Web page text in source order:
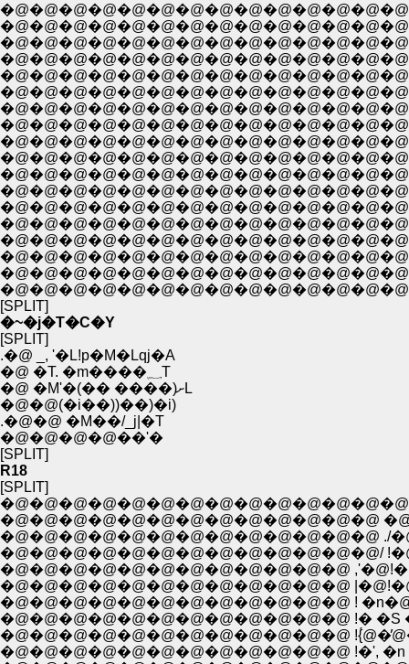
[SPLIT]
�~�j�T�C�Y
[SPLIT]
.�@ _, '�L!p�M�Lqj�A
�@ �T. �m����؁T
�@ �M'�(�� ����)ށL
�@�@(�i��))��)�i)
.�@�@ �M��/_j|�T
�@�@�@�@��'�
[SPLIT]
R18
[SPLIT]
�@�@�@�@�@�@�@�@�@�@�@�@�@
�@�@�@�@�@�@�@�@�@�@�@�@�@ ./
�@�@�@�@�@�@�@�@�@�@�@�@�@/
�@�@�@�@�@�@�@�@�@�@�@�@
�@�@�@�@�@�@�@�@�@�@�@�@
�@�@�@�@�@�@�@�@�@�@�@�@ !� �S
�@�@�@�@�@�@�@�@�@�@�@�@
�@�@�@�@�@�@�@�@�@�@�@�@ !�', �n